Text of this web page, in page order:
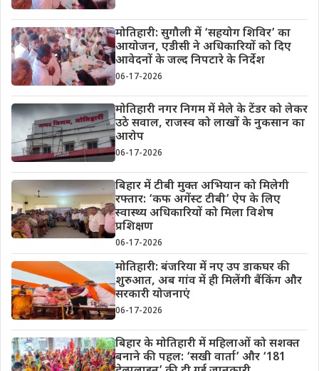
मोतिहारी: सुगौली में ‘सहयोग शिविर’ का
आयोजन, एडीसी ने अधिकारियों को दिए
आवेदनों के जल्द निपटारे के निर्देश
06-17-2026
मोतिहारी नगर निगम में मेले के टेंडर को लेकर
उठे सवाल, राजस्व को लाखों के नुकसान का
आरोप
06-17-2026
बिहार में टीबी मुक्त अभियान को मिलेगी
रफ्तार: ‘कफ अगेंस्ट टीबी’ ऐप के लिए
स्वास्थ्य अधिकारियों को मिला विशेष
प्रशिक्षण
06-17-2026
मोतिहारी: बंजरिया में नए उप डाकघर की
शुरुआत, अब गांव में ही मिलेंगी बैंकिंग और
सरकारी योजनाएं
06-17-2026
बिहार के मोतिहारी में महिलाओं को सशक्त
बनाने की पहल: ‘सखी वार्ता’ और ‘181